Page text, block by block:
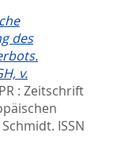
des
v.
: Zeitschrift
ISSN